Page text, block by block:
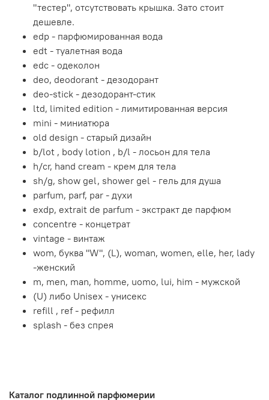
"тестер", отсутствовать крышка. Зато стоит
дешевле.
edp - парфюмированная вода
edt - туалетная вода
edc - одеколон
deo, deodorant - дезодорант
deo-stick - дезодорант-стик
ltd, limited edition - лимитированная версия
mini - миниатюра
old design - старый дизайн
b/lot , body lotion , b/l - лосьон для тела
h/cr, hand cream - крем для тела
sh/g, show gel, shower gel - гель для душа
parfum, parf, par - духи
exdp, extrait de parfum - экстракт де парфюм
concentre - концетрат
vintage - винтаж
wom, буква "W", (L), woman, women, elle, her, lady
-женский
m, men, man, homme, uomo, lui, him - мужской
(U) либо Unisex - унисекс
refill , ref - рефилл
splash - без спрея
Каталог подлинной парфюмерии